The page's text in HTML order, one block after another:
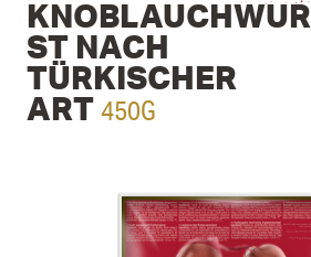
KNOBLAUCHWUR
ST NACH
TÜRKISCHER
ART 450G